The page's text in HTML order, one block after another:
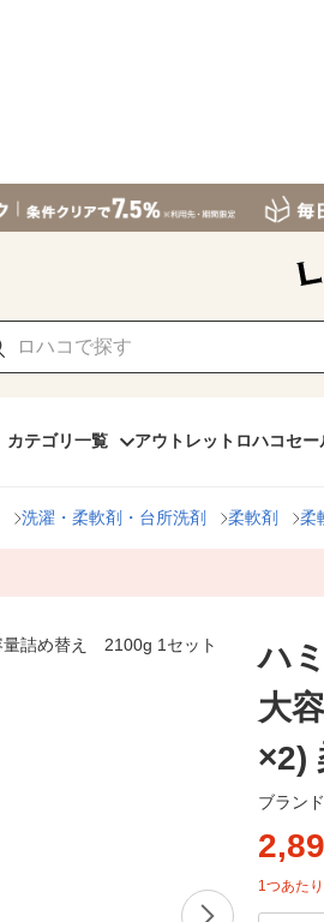
カテゴリ一覧 アウトレット ロハコセー
洗濯・柔軟剤・台所洗剤 柔軟剤 柔
ハ
大
×2)
ブランド
1つあたり